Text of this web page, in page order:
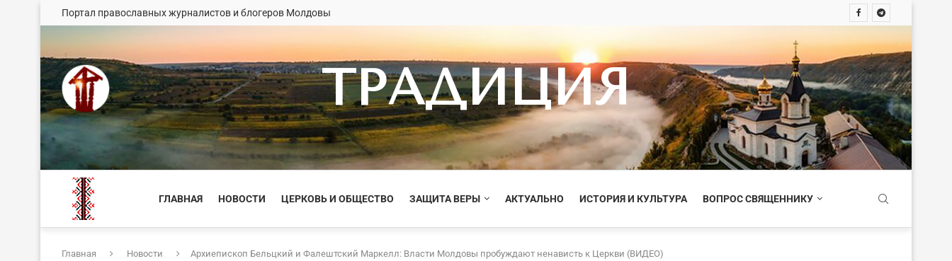
Портал православных журналистов и блогеров Молдовы
ТРАДИЦИЯ
ГЛАВНАЯ НОВОСТИ ЦЕРКОВЬ И ОБЩЕСТВО ЗАЩИТА ВЕРЫ АКТУАЛЬНО ИСТОРИЯ И КУЛЬТУРА ВОПРОС СВЯЩЕННИКУ
Главная Новости Архиепископ Бельцкий и Фалештский Маркелл: Власти Молдовы пробуждают ненависть к Церкви (ВИДЕО)